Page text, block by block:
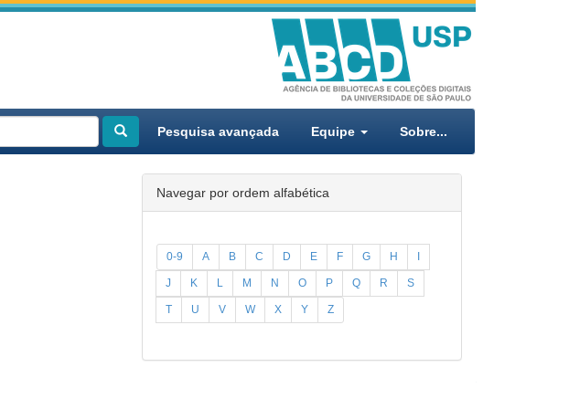
Pesquisa avançada Equipe Sobre...
Navegar por ordem alfabética
0-9 A B C D E F G H I
J K L M N O P Q R S
T U V W X Y Z